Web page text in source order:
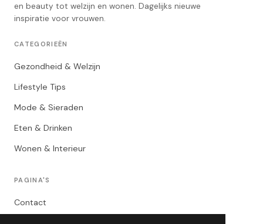
en beauty tot welzijn en wonen. Dagelijks nieuwe
inspiratie voor vrouwen.
CATEGORIEËN
Gezondheid & Welzijn
Lifestyle Tips
Mode & Sieraden
Eten & Drinken
Wonen & Interieur
PAGINA'S
Contact